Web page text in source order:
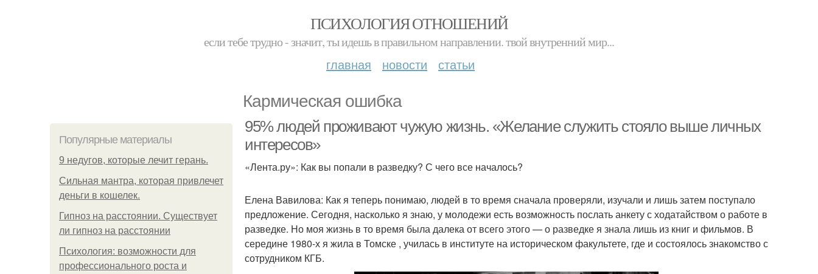
ПСИХОЛОГИЯ ОТНОШЕНИЙ
если тебе трудно - значит, ты идешь в правильном направлении. твой внутренний мир...
главная новости статьи
Кармическая ошибка
Популярные материалы
9 недугов, которые лечит герань.
Сильная мантра, которая привлечет
деньги в кошелек.
Гипноз на расстоянии. Существует
ли гипноз на расстоянии
Психология: возможности для
профессионального роста и
95% людей проживают чужую жизнь. «Желание служить стояло выше личных
интересов»
«Лента.ру»: Как вы попали в разведку? С чего все началось?
Елена Вавилова: Как я теперь понимаю, людей в то время сначала проверяли, изучали и лишь затем поступало
предложение. Сегодня, насколько я знаю, у молодежи есть возможность послать анкету с ходатайством о работе в
разведке. Но моя жизнь в то время была далека от всего этого — о разведке я знала лишь из книг и фильмов. В
середине 1980-х я жила в Томске , училась в институте на историческом факультете, где и состоялось знакомство с
сотрудником КГБ.